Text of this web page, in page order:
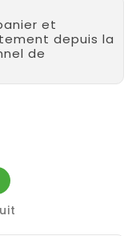
et
depuis la
de